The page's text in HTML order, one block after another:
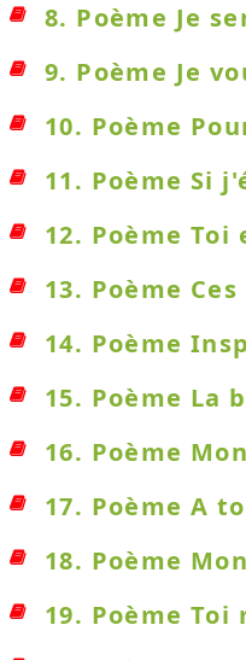
8. Poème Je
9. Poème Je
10. Poème
11. Poème Si
12. Poème Toi
13. Poème
14. Poème
15. Poème La
16. Poème
17. Poème A
18. Poème
19. Poème Toi